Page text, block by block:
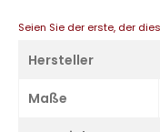
Seien Sie der erste, der
Hersteller
Maße